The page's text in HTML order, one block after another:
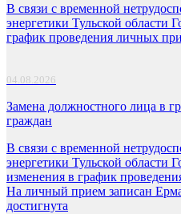
В связи с временной
энергетики Тульской области
график проведения личных
04.08.2026
Замена должностного лица в
граждан
В связи с временной
энергетики Тульской области
изменения в график
На личный прием записан
достигнута